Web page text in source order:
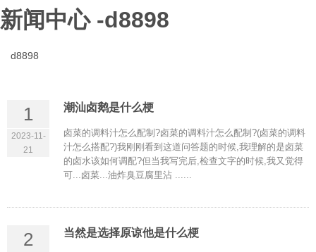
新闻中心 -d8898
d8898
1
2023-11-
21
潮汕卤鹅是什么梗
卤菜的调料汁怎么配制?卤菜的调料汁怎么配制?(卤菜的调料
汁怎么搭配?)我刚刚看到这道问答题的时候,我理解的是卤菜
的卤水该如何调配?但当我写完后,检查文字的时候,我又觉得
可...卤菜...油炸臭豆腐里沾 ......
2 当然是选择原谅他是什么梗